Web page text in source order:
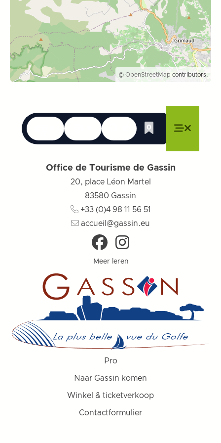
© OpenStreetMap contributors.
Talen
Menu sluiten
Toegankelijkheid
Menu sluiten
Zoek op
Menu sluiten
0
Whishlist
Office de Tourisme de Gassin
20, place Léon Martel
83580 Gassin
+33 (0)4 98 11 56 51
accueil@gassin.eu
Meer leren
Pro
Naar Gassin komen
Winkel & ticketverkoop
Contactformulier